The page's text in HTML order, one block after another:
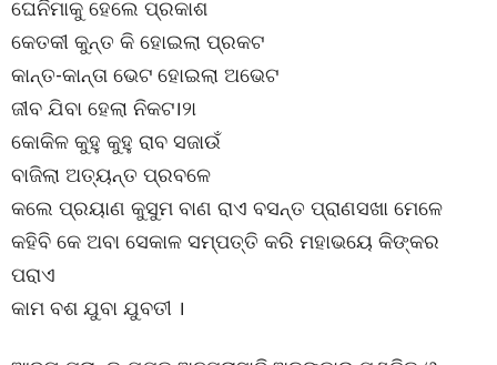
ଘେନିମାକୁ ହେଲେ ପ୍ରକାଶ
କେତକୀ କୁନ୍ତ କି ହୋଇଲା ପ୍ରକଟ
କାନ୍ତ-କାନ୍ତା ଭେଟ ହୋଇଲା ଅଭେଟ
ଜୀବ ଯିବା ହେଲା ନିକଟ।୨ା
କୋକିଳ କୁହୁ କୁହୁ ରାବ ସଜାଉଁ
ବାଜିଲା ଅତ୍ୟନ୍ତ ପ୍ରବଳେ
କଲେ ପ୍ରୟାଣ କୁସୁମ ବାଣ ରାଏ ବସନ୍ତ ପ୍ରାଣସଖା ମେଳେ
କହିବି କେ ଅବା ସେକାଳ ସମ୍ପତ୍ତି କରି ମହାଭୟେ କିଙ୍କର
ପରାଏ
କାମ ବଶ ଯୁବା ଯୁବତୀ ।